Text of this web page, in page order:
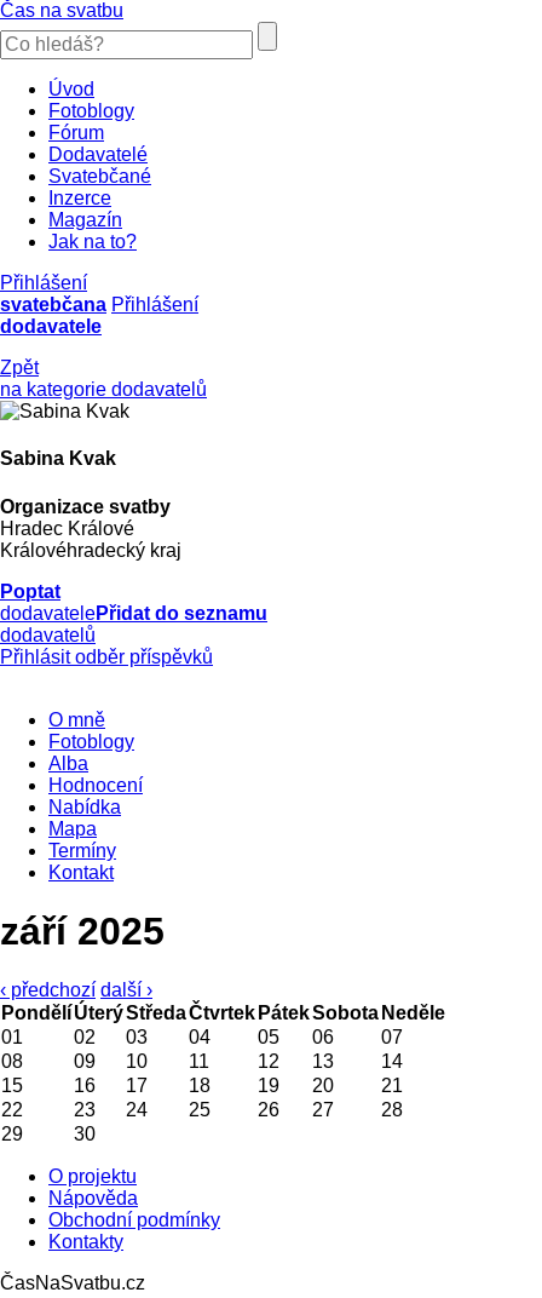
Čas na svatbu
Úvod
Fotoblogy
Fórum
Dodavatelé
Svatebčané
Inzerce
Magazín
Jak na to?
Přihlášení
svatebčana Přihlášení
dodavatele
Zpět
na kategorie dodavatelů
Sabina Kvak
Organizace svatby
Hradec Králové
Královéhradecký kraj
Poptat
dodavatelePřidat do seznamu
dodavatelů
Přihlásit odběr příspěvků
O mně
Fotoblogy
Alba
Hodnocení
Nabídka
Mapa
Termíny
Kontakt
září 2025
‹ předchozí další ›
PondělíÚterýStředaČtvrtek PátekSobota Neděle
01
02 03 04 05 06
07
08
09 10 11 12 13
14
15
16 17 18 19 20
21
22
23 24 25 26 27
28
29
30
O projektu
Nápověda
Obchodní podmínky
Kontakty
ČasNaSvatbu.cz